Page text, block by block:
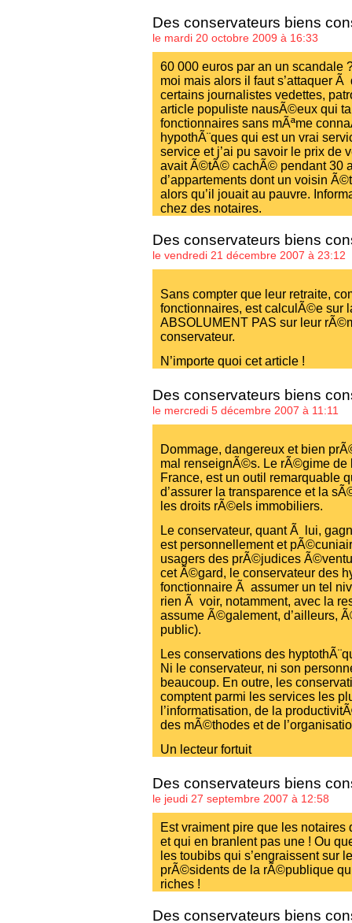
Des conservateurs biens
le mardi 20 octobre 2009 à 16:33
60 000 euros par an un scandale
moi mais alors il faut s’attaquer Ã
certains journalistes vedettes,
article populiste nausÃ©eux qui
fonctionnaires sans mÃªme
hypothÃ¨ques qui est un vrai
service et j’ai pu savoir le prix de
avait Ã©tÃ© cachÃ© pendant 30
d’appartements dont un voisin
alors qu’il jouait au pauvre.
chez des notaires.
Des conservateurs biens
le vendredi 21 décembre 2007 à 23:12
Sans compter que leur retraite,
fonctionnaires, est calculÃ©e sur
ABSOLUMENT PAS sur leur
conservateur.
N’importe quoi cet article !
Des conservateurs biens
le mercredi 5 décembre 2007 à 11:11
Dommage, dangereux et bien
mal renseignÃ©s. Le rÃ©gime de
France, est un outil remarquable
d’assurer la transparence et la
les droits rÃ©els immobiliers.
Le conservateur, quant Ã lui,
est personnellement et
usagers des prÃ©judices
cet Ã©gard, le conservateur des
fonctionnaire Ã assumer un tel
rien Ã voir, notamment, avec la
assume Ã©galement, d’ailleurs,
public).
Les conservations des
Ni le conservateur, ni son
beaucoup. En outre, les
comptent parmi les services les
l’informatisation, de la
des mÃ©thodes et de
Un lecteur fortuit
Des conservateurs biens
le jeudi 27 septembre 2007 à 12:58
Est vraiment pire que les
et qui en branlent pas une ! Ou
les toubibs qui s’engraissent sur
prÃ©sidents de la rÃ©publique
riches !
Des conservateurs biens